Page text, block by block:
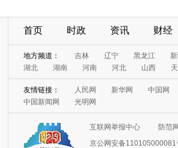
首页 时政 资讯 财经
地方频道： 吉林 辽宁 黑龙江
湖北
湖南 河南 河北 山西
友情链接： 人民网 新华网
中国网
中国新闻网
光明网
互联网举报中心
防范
京公网安备110105000081